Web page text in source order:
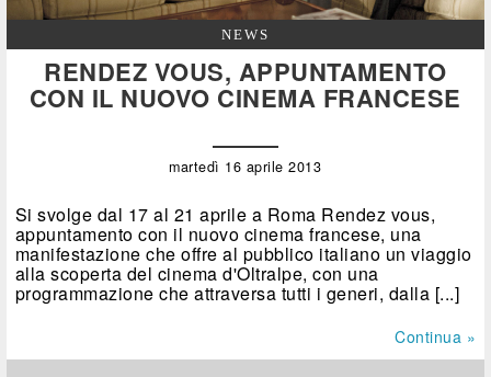
NEWS
RENDEZ VOUS, APPUNTAMENTO
CON IL NUOVO CINEMA FRANCESE
martedì 16 aprile 2013
Si svolge dal 17 al 21 aprile a Roma Rendez vous,
appuntamento con il nuovo cinema francese, una
manifestazione che offre al pubblico italiano un viaggio
alla scoperta del cinema d'Oltralpe, con una
programmazione che attraversa tutti i generi, dalla [...]
Continua »